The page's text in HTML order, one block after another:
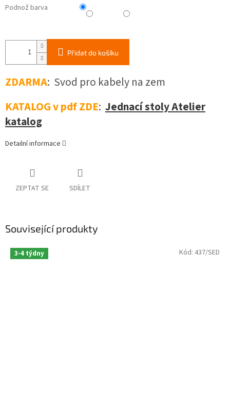
Podnož barva
Přidat do košíku
ZDARMA: Svod pro kabely na zem
KATALOG v pdf ZDE: Jednací stoly Atelier
katalog
Detailní informace
ZEPTAT SE SDÍLET
Související produkty
3-4 týdny Kód: 437/SED